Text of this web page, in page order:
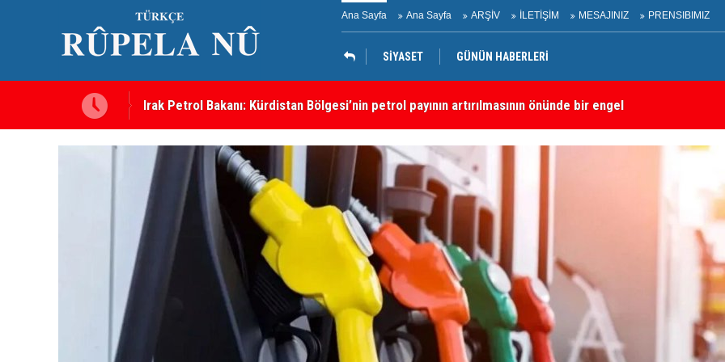
Ana Sayfa Ana Sayfa ARŞİV İLETİŞİM MESAJINIZ PRENSIBIMIZ
SİYASET GÜNÜN HABERLERİ
Süleymaniye’de Komele karargahına saldırı